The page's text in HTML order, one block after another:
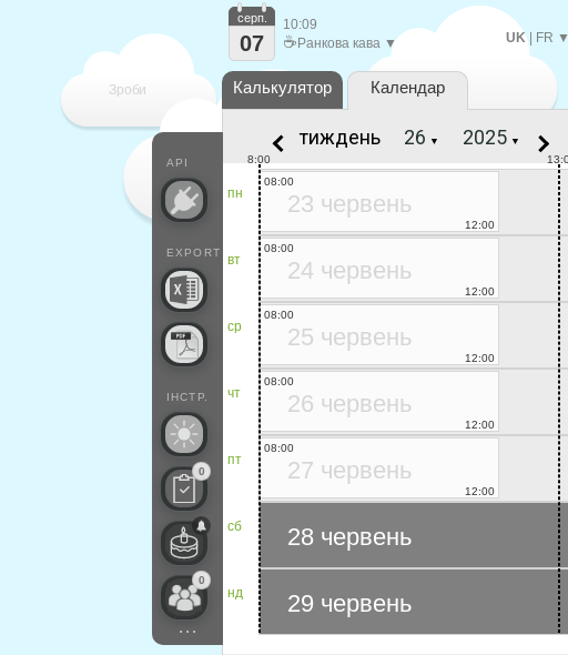
Зроби
кожен
UK| FR ▼
API
EXPORT
ІНСТР.
0
0
...
серп.
07
10:09
☕ Ранкова кава ▼
Калькулятор Календар
тиждень ▼ ▼
пн
вт
ср
чт
пт
сб
нд
8:00
23 червень
08:00
12:00
24 червень
08:00
12:00
25 червень
08:00
12:00
26 червень
08:00
12:00
27 червень
08:00
12:00
28 червень
29 червень